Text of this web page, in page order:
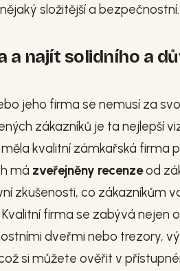
složitější a bezpečnostní.
a najít solidního a
jeho firma se nemusí za
zákazníků je ta nejlepší
kvalitní zámkařská firma
má zveřejněny recenzeod
zkušenosti, co zákazníkům
firma se zabývá
dveřmi nebo trezory,
si můžete ověřit v